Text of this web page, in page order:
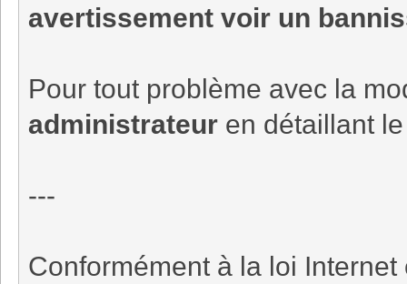
avertissement voir un
Pour tout problème avec la
administrateur en détaillant
---
Conformément à la loi